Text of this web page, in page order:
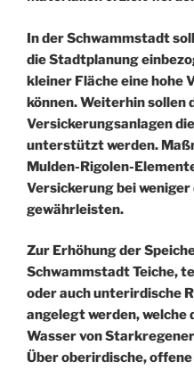
In der Schwammstadt
die Stadtplanung
kleiner Fläche eine hohe
können. Weiterhin sollen
Versickerungsanlagen
unterstützt werden.
Mulden-Rigolen-
Versickerung bei
gewährleisten.
Zur Erhöhung der
Schwammstadt Teiche,
oder auch unterirdische
angelegt werden, welche
Wasser von
Über oberirdische,